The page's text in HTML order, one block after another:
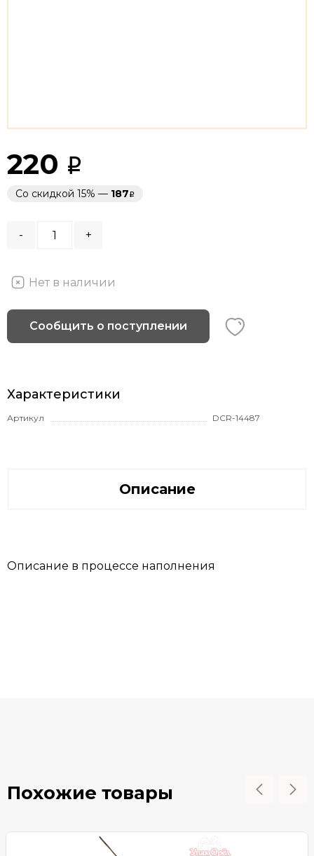
220
Со скидкой 15% — 187
- +
Нет в наличии
Сообщить о поступлении
Характеристики
Артикул DCR-14487
Описание
Описание в процессе наполнения
Похожие товары